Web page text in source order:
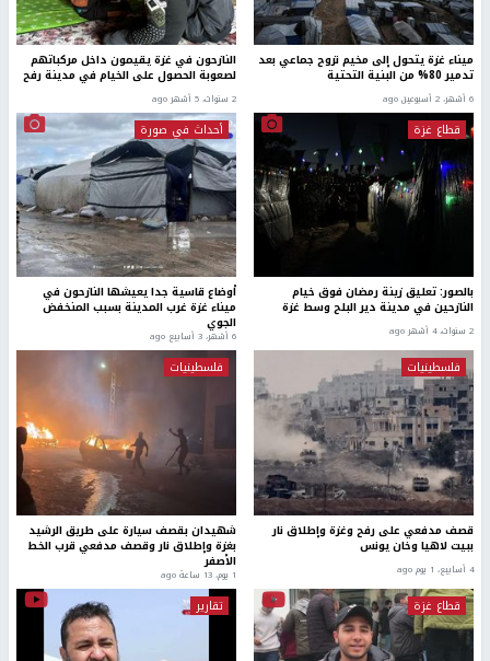
ميناء غزة يتحول إلى مخيم نزوح جماعي بعد
تدمير 80% من البنية التحتية
6 أشهر، 2 أسبوعين ago
النازحون في غزة يقيمون داخل مركباتهم
لصعوبة الحصول على الخيام في مدينة رفح
2 سنوات، 5 أشهر ago
قطاع غزة
بالصور: تعليق زينة رمضان فوق خيام
النازحين في مدينة دير البلح وسط غزة
2 سنوات، 4 أشهر ago
أحداث في صورة
أوضاع قاسية جدا يعيشها النازحون في
ميناء غزة غرب المدينة بسبب المنخفض
الجوي
6 أشهر، 3 أسابيع ago
فلسطينيات
قصف مدفعي على رفح وغزة وإطلاق نار
ببيت لاهيا وخان يونس
4 أسابيع، 1 يوم ago
فلسطينيات
شهيدان بقصف سيارة على طريق الرشيد
بغزة وإطلاق نار وقصف مدفعي قرب الخط
الأصفر
1 يوم، 13 ساعة ago
قطاع غزة تقارير